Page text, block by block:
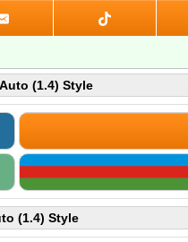
(1.4) Style
(1.4) Style